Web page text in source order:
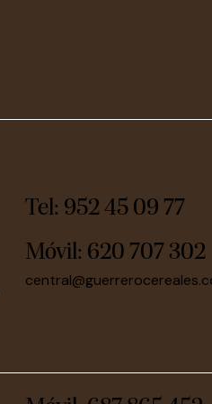
Tel: 952 45 09 77
Móvil: 620 707 302